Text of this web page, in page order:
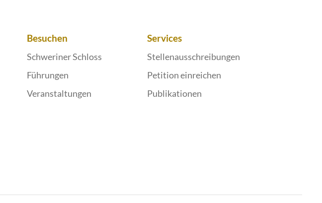
Besuchen
Schweriner Schloss
Führungen
Veranstaltungen
Services
Stellenausschreibungen
Petition einreichen
Publikationen